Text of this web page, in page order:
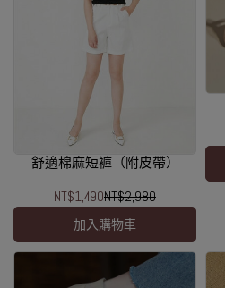
舒適棉麻短褲（附皮帶）
NT$1,490NT$2,980
加入購物車